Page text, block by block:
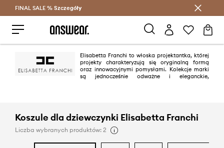
Oszczędzaj z Answear Club >
FINAL SALE % Szczegóły
Elisabetta Franchi to włoska projektantka, której
projekty charakteryzują się oryginalną formą
oraz innowacyjnymi pomysłami. Kolekcje marki
są jednocześnie odważne i eleganckie,
Koszule dla dziewczynki Elisabetta Franchi
Liczba wybranych produktów: 2